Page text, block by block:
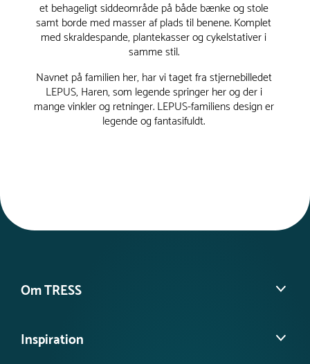
et behageligt siddeområde på både bænke og stole
samt borde med masser af plads til benene. Komplet
med skraldespande, plantekasser og cykelstativer i
samme stil.
Navnet på familien her, har vi taget fra stjernebilledet
LEPUS, Haren, som legende springer her og der i
mange vinkler og retninger. LEPUS-familiens design er
legende og fantasifuldt.
Om TRESS
Vores historie
Inspiration